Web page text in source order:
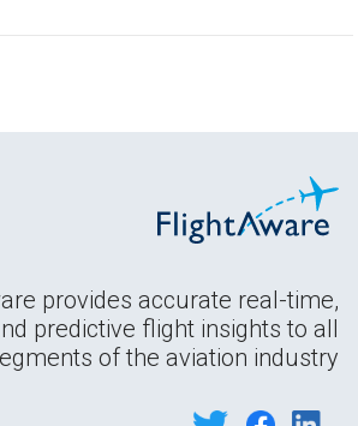
provides accurate real-time,
predictive flight insights to all
of the aviation industry.